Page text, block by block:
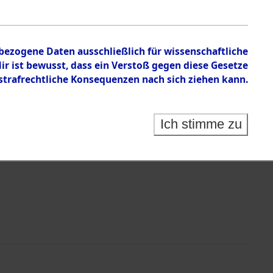
Daten ausschließlich für wissenschaftliche
bewusst, dass ein Verstoß gegen diese Gesetze
Konsequenzen nach sich ziehen kann.
Ich stimme zu